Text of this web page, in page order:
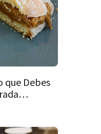
que Debes